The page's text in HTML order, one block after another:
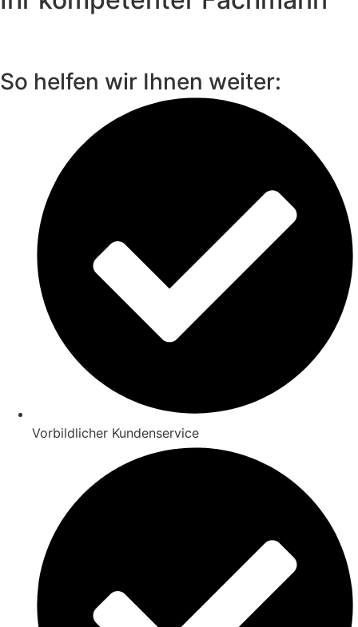
So helfen wir Ihnen weiter:
Vorbildlicher Kundenservice